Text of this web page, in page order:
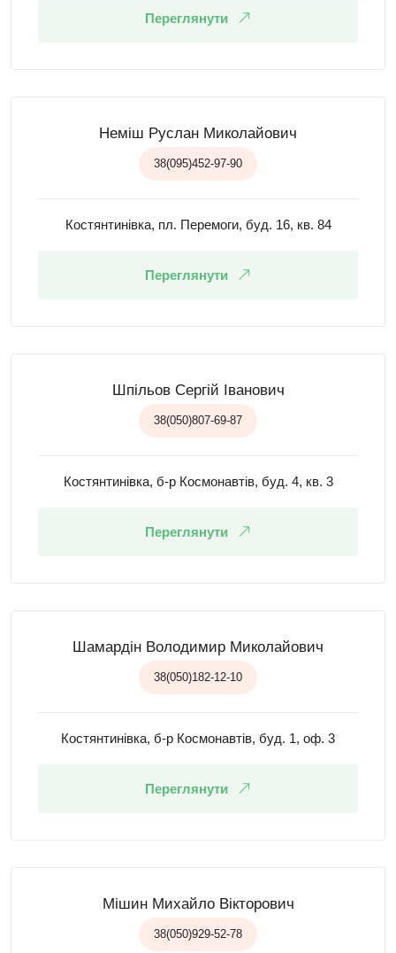
Переглянути
Неміш Руслан Миколайович
38(095)452-97-90
Костянтинівка, пл. Перемоги, буд. 16, кв. 84
Переглянути
Шпільов Сергій Іванович
38(050)807-69-87
Костянтинівка, б-р Космонавтів, буд. 4, кв. 3
Переглянути
Шамардін Володимир Миколайович
38(050)182-12-10
Костянтинівка, б-р Космонавтів, буд. 1, оф. 3
Переглянути
Мішин Михайло Вікторович
38(050)929-52-78